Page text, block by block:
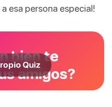
esa persona especial!
bien te
amigos?
Quiz